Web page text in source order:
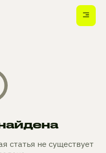
статья не существует